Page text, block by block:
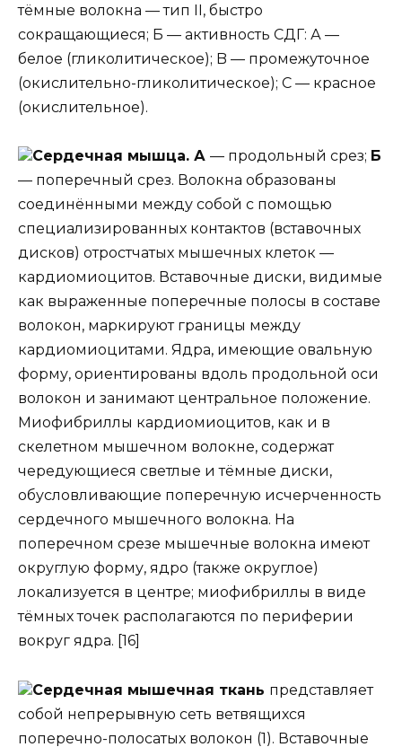
тёмные волокна — тип II, быстро
сокращающиеся; Б — активность СДГ: А —
белое (гликолитическое); B — промежуточное
(окислительно-гликолитическое); C — красное
(окислительное).
Сердечная мышца. А — продольный срез; Б
— поперечный срез. Волокна образованы
соединёнными между собой с помощью
специализированных контактов (вставочных
дисков) отростчатых мышечных клеток —
кардиомиоцитов. Вставочные диски, видимые
как выраженные поперечные полосы в составе
волокон, маркируют границы между
кардиомиоцитами. Ядра, имеющие овальную
форму, ориентированы вдоль продольной оси
волокон и занимают центральное положение.
Миофибриллы кардиомиоцитов, как и в
скелетном мышечном волокне, содержат
чередующиеся светлые и тёмные диски,
обусловливающие поперечную исчерченность
сердечного мышечного волокна. На
поперечном срезе мышечные волокна имеют
округлую форму, ядро (также округлое)
локализуется в центре; миофибриллы в виде
тёмных точек располагаются по периферии
вокруг ядра. [16]
Сердечная мышечная ткань представляет
собой непрерывную сеть ветвящихся
поперечно-полосатых волокон (1). Вставочные